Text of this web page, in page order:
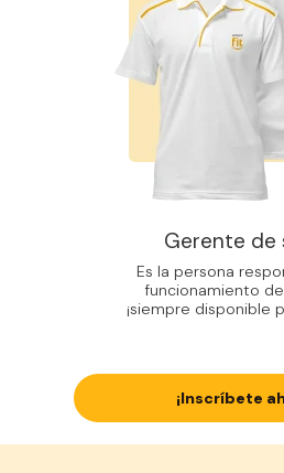
Gerente de
Es la persona
funcionamiento
¡siempre disponible
¡Inscríbete